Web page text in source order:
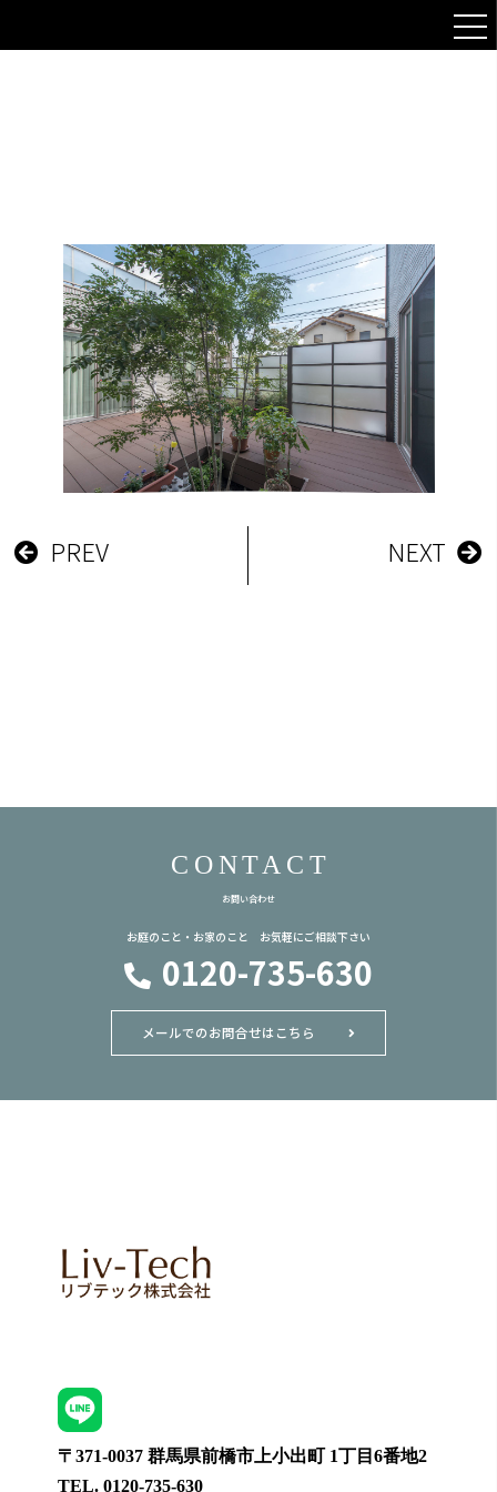
PREV NEXT
CONTACT
お問い合わせ
お庭のこと・お家のこと お気軽にご相談下さい
0120-735-630
メールでのお問合せはこちら
〒371-0037 群馬県前橋市上小出町 1丁目6番地2
TEL. 0120-735-630